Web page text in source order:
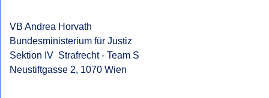
VB Andrea Horvath
Bundesministerium für Justiz
Sektion IV  Strafrecht - Team S
Neustiftgasse 2, 1070 Wien